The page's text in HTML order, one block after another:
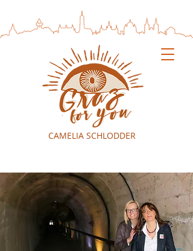
CAMELIA SCHLODDER